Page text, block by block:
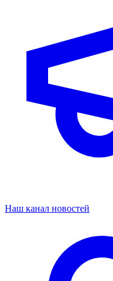
Наш канал новостей